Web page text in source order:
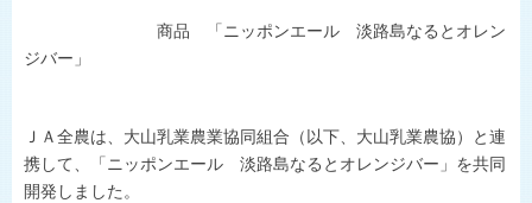
世界の舌を魅了
おいしい話
商品 「ニッポンエール 淡路島なるとオレン
ジバー」
ＪＡ全農は、大山乳業農業協同組合（以下、大山乳業農協）と連
携して、「ニッポンエール 淡路島なるとオレンジバー」を共同
開発しました。